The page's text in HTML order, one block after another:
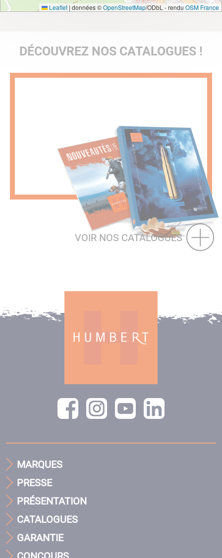
Leaflet | données ©OpenStreetMap/ODbL - rendu OSM France
DÉCOUVREZ NOS CATALOGUES !
VOIR NOS CATALOGUES
MARQUES
PRESSE
PRÉSENTATION
CATALOGUES
GARANTIE